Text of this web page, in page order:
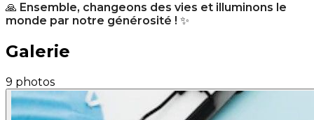
🙏 Ensemble, changeons des vies et illuminons le
monde par notre générosité ! ✨
Galerie
9 photos